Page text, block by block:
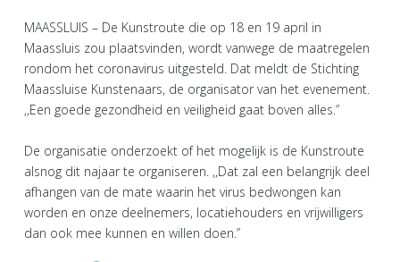
MAASSLUIS – De Kunstroute die op 18 en 19 april in
Maassluis zou plaatsvinden, wordt vanwege de maatregelen
rondom het coronavirus uitgesteld. Dat meldt de Stichting
Maassluise Kunstenaars, de organisator van het evenement.
,,Een goede gezondheid en veiligheid gaat boven alles.”
De organisatie onderzoekt of het mogelijk is de Kunstroute
alsnog dit najaar te organiseren. ,,Dat zal een belangrijk deel
afhangen van de mate waarin het virus bedwongen kan
worden en onze deelnemers, locatiehouders en vrijwilligers
dan ook mee kunnen en willen doen.”